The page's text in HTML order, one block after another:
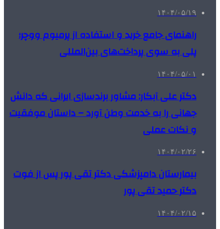
۱۴۰۴/۰۵/۱۹
راهنمای جامع خرید و استفاده از پرمیوم ووچر؛
پلی به سوی پرداخت‌های بین‌المللی
۱۴۰۴/۰۵/۰۱
دکتر علی آبکار: مشاور برندسازی ایرانی که دانش
جهانی را به خدمت وطن آورد – داستان موفقیت
و نکات عملی
۱۴۰۴/۰۲/۲۶
بیمارستان دامپزشکی دکتر تقی پور پس از فوت
دکتر حمید تقی پور
۱۴۰۴/۰۲/۱۵